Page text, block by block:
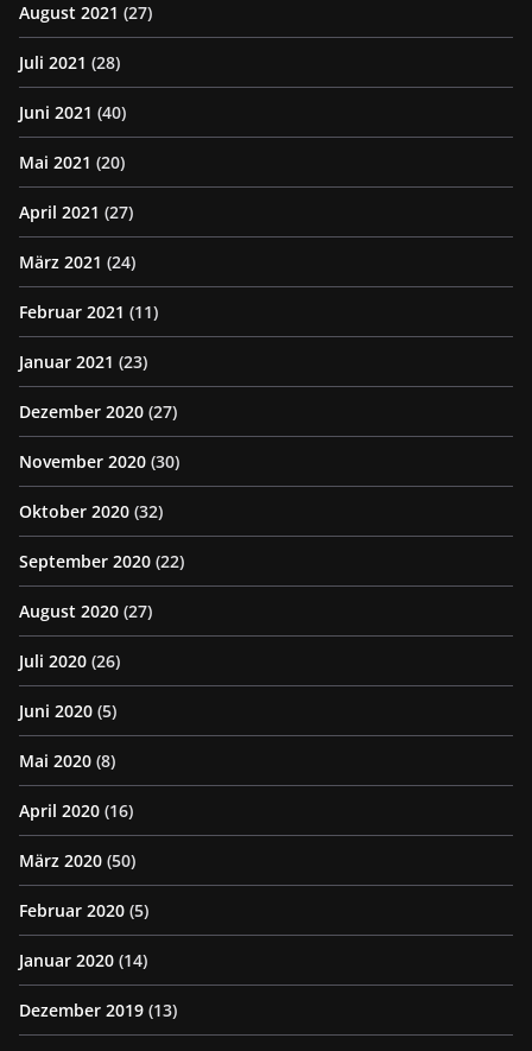
August 2021 (27)
Juli 2021 (28)
Juni 2021 (40)
Mai 2021 (20)
April 2021 (27)
März 2021 (24)
Februar 2021 (11)
Januar 2021 (23)
Dezember 2020 (27)
November 2020 (30)
Oktober 2020 (32)
September 2020 (22)
August 2020 (27)
Juli 2020 (26)
Juni 2020 (5)
Mai 2020 (8)
April 2020 (16)
März 2020 (50)
Februar 2020 (5)
Januar 2020 (14)
Dezember 2019 (13)